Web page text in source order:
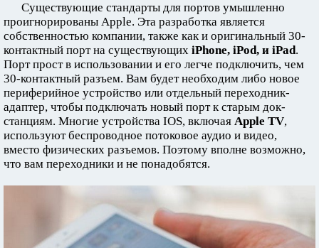
Существующие стандарты для портов умышленно
проигнорированы Apple. Эта разработка является
собственностью компании, также как и оригинальный 30-
контактный порт на существующих iPhone, iPod, и iPad.
Порт прост в использовании и его легче подключить, чем
30-контактный разъем. Вам будет необходим либо новое
периферийное устройство или отдельный переходник-
адаптер, чтобы подключать новый порт к старым док-
станциям. Многие устройства IOS, включая Apple TV,
используют беспроводное потоковое аудио и видео,
вместо физических разъемов. Поэтому вполне возможно,
что вам переходники и не понадобятся.